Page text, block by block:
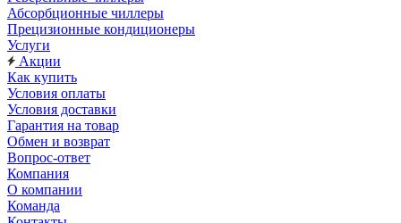
Абсорбционные чиллеры
Прецизионные кондиционеры
Услуги
Акции
Как купить
Условия оплаты
Условия доставки
Гарантия на товар
Обмен и возврат
Вопрос-ответ
Компания
О компании
Команда